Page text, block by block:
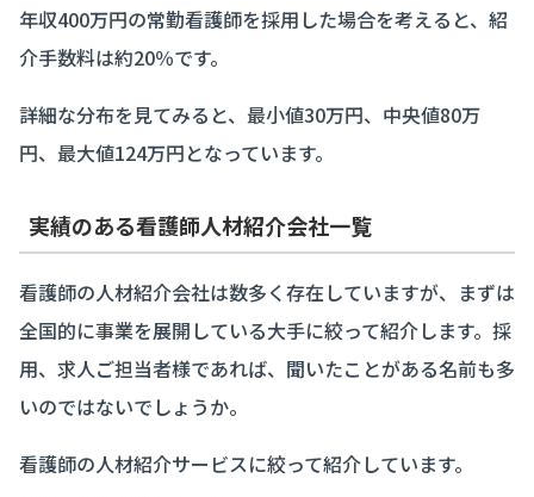
年収400万円の常勤看護師を採用した場合を考えると、紹
介手数料は約20％です。
詳細な分布を見てみると、最小値30万円、中央値80万
円、最大値124万円となっています。
実績のある看護師人材紹介会社一覧
看護師の人材紹介会社は数多く存在していますが、まずは
全国的に事業を展開している大手に絞って紹介します。採
用、求人ご担当者様であれば、聞いたことがある名前も多
いのではないでしょうか。
看護師の人材紹介サービスに絞って紹介しています。